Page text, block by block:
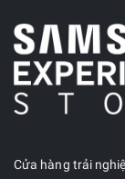
Cửa hàng trải